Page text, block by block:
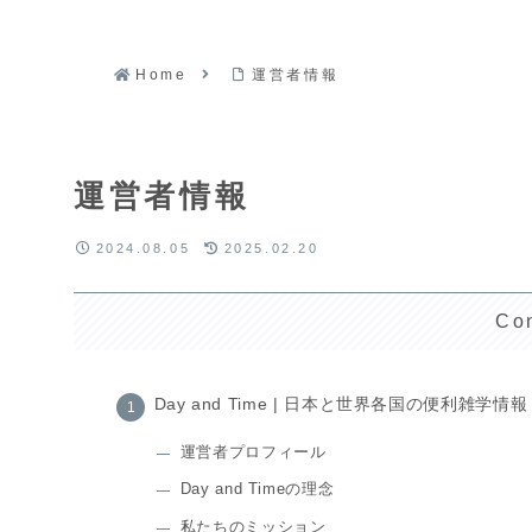
Home 運営者情報
運営者情報
2024.08.05 2025.02.20
Day and Time | 日本と世界各国の便利雑学情報
運営者プロフィール
Day and Timeの理念
私たちのミッション